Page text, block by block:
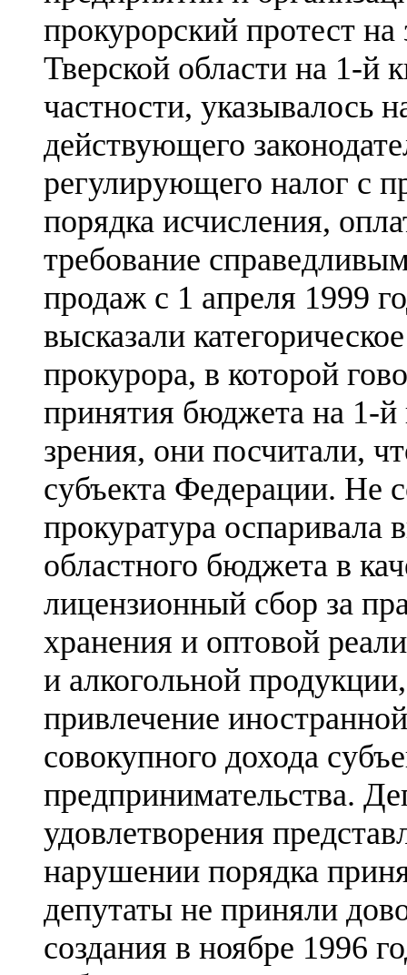
прокурорский протест
Тверской области на 1-й
частности, указывалось
действующего
регулирующего налог с
порядка исчисления,
требование
продаж с 1 апреля 1999
высказали
прокурора, в которой
принятия бюджета на 1-й
зрения, они посчитали,
субъекта Федерации. Не
прокуратура оспаривала
областного бюджета в
лицензионный сбор за
хранения и оптовой
и алкогольной
привлечение
совокупного дохода
предпринимательства.
удовлетворения
нарушении порядка
депутаты не приняли
создания в ноябре 1996